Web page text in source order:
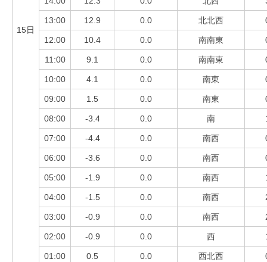
15日
13:00 12.9 0.0 北北西
12:00 10.4 0.0 南南東
11:00 9.1 0.0 南南東
10:00 4.1 0.0 南東
09:00 1.5 0.0 南東
08:00 -3.4 0.0 南
07:00 -4.4 0.0 南西
06:00 -3.6 0.0 南西
05:00 -1.9 0.0 南西
04:00 -1.5 0.0 南西
03:00 -0.9 0.0 南西
02:00 -0.9 0.0 西
01:00 0.5 0.0 西北西